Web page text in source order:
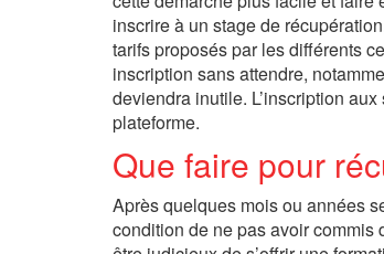
inscrire à un stage de
tarifs proposés par les différents
inscription sans attendre,
deviendra inutile. L’inscription
plateforme.
Que faire pour
Après quelques mois ou années
condition de ne pas avoir commis